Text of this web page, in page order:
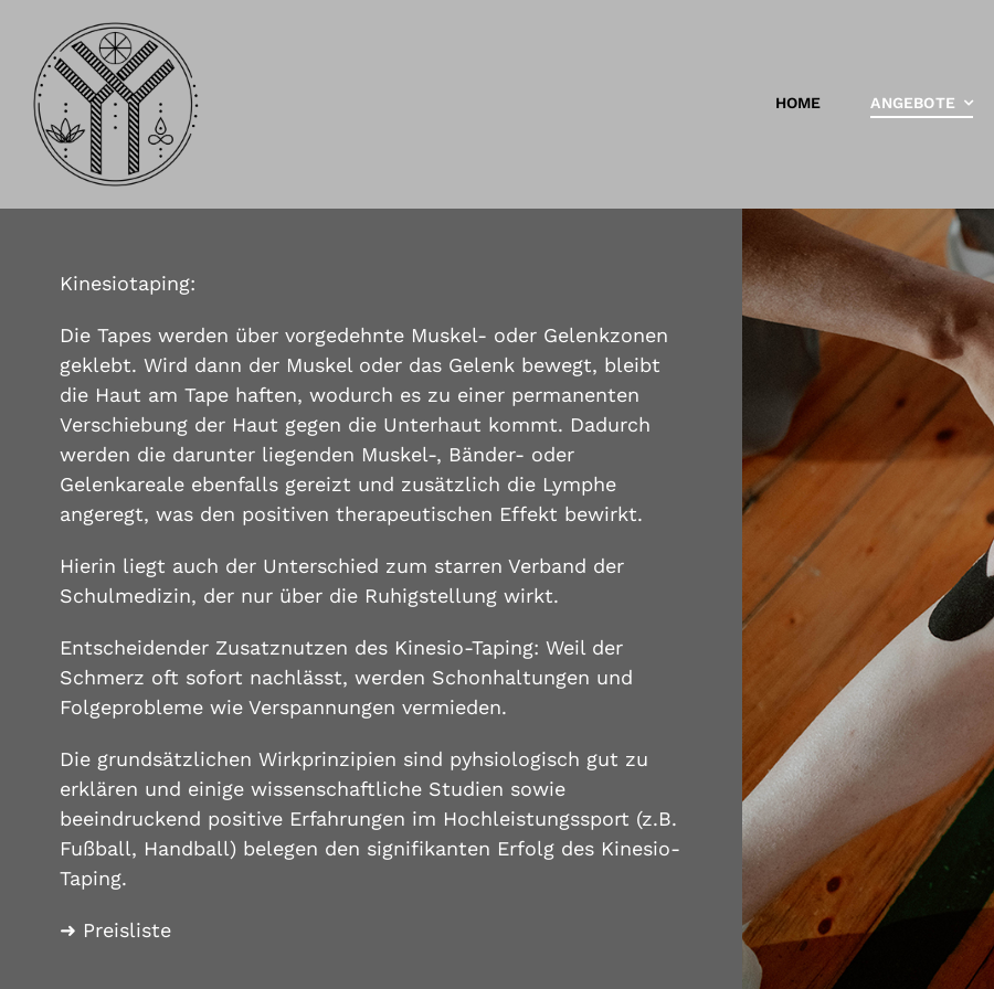
springen
HOME ANGEBOTE
Kinesiotaping:
Die Tapes werden über vorgedehnte Muskel- oder Gelenkzonen
geklebt. Wird dann der Muskel oder das Gelenk bewegt, bleibt
die Haut am Tape haften, wodurch es zu einer permanenten
Verschiebung der Haut gegen die Unterhaut kommt. Dadurch
werden die darunter liegenden Muskel-, Bänder- oder
Gelenkareale ebenfalls gereizt und zusätzlich die Lymphe
angeregt, was den positiven therapeutischen Effekt bewirkt.
Hierin liegt auch der Unterschied zum starren Verband der
Schulmedizin, der nur über die Ruhigstellung wirkt.
Entscheidender Zusatznutzen des Kinesio-Taping: Weil der
Schmerz oft sofort nachlässt, werden Schonhaltungen und
Folgeprobleme wie Verspannungen vermieden.
Die grundsätzlichen Wirkprinzipien sind pyhsiologisch gut zu
erklären und einige wissenschaftliche Studien sowie
beeindruckend positive Erfahrungen im Hochleistungssport (z.B.
Fußball, Handball) belegen den signifikanten Erfolg des Kinesio-
Taping.
➜ Preisliste